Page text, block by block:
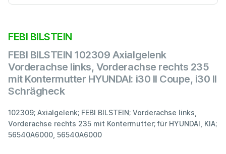
FEBI BILSTEIN
FEBI BILSTEIN 102309 Axialgelenk
Vorderachse links, Vorderachse rechts 235
mit Kontermutter HYUNDAI: i30 II Coupe, i30 II
Schrägheck
102309; Axialgelenk; FEBI BILSTEIN; Vorderachse links,
Vorderachse rechts 235 mit Kontermutter; für HYUNDAI, KIA;
56540A6000, 56540A6000